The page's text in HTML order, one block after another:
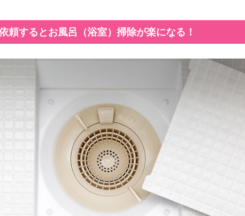
頼するとお風呂（浴室）掃除が楽になる！